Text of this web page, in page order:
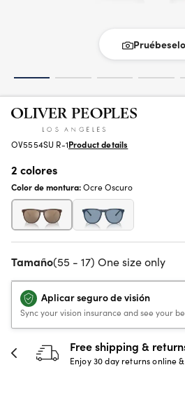
OV5554SU R-1Product details
2 colores
Color de montura:Ocre Oscuro
Tamaño(55 - 17) One size only
Aplicar seguro de visión
Sync your vision insurance and see your
Free shipping &
Enjoy 30 day returns online